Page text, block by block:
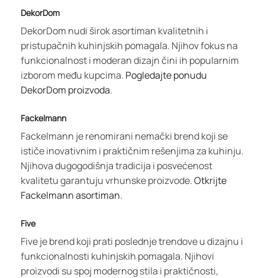
DekorDom
DekorDom nudi širok asortiman kvalitetnih i
pristupаčnih kuhinjskih pomagala. Njihov fokus na
funkcionalnost i moderan dizajn čini ih popularnim
izborom među kupcima. Pogledajte ponudu
DekorDom proizvoda.
Fackelmann
Fackelmann je renomirani nemački brend koji se
ističe inovativnim i praktičnim rešenjima za kuhinju.
Njihova dugogodišnja tradicija i posvećenost
kvalitetu garantuju vrhunske proizvode.Otkrijte
Fackelmann asortiman.
Five
Five je brend koji prati poslednje trendove u dizajnu i
funkcionalnosti kuhinjskih pomagala. Njihovi
proizvodi su spoj modernog stila i praktičnosti,